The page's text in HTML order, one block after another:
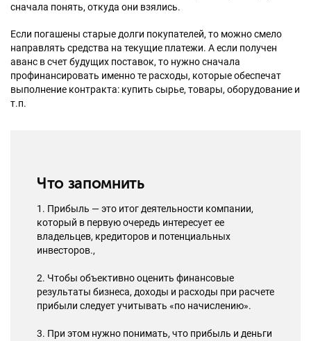
сначала понять, откуда они взялись.
Если погашены старые долги покупателей, то можно смело
направлять средства на текущие платежи. А если получен
аванс в счет будущих поставок, то нужно сначала
профинансировать именно те расходы, которые обеспечат
выполнение контракта: купить сырье, товары, оборудование и
т.п.
Что запомнить
1. Прибыль — это итог деятельности компании,
который в первую очередь интересует ее
владельцев, кредиторов и потенциальных
инвесторов.,
2. Чтобы объективно оценить финансовые
результаты бизнеса, доходы и расходы при расчете
прибыли следует учитывать «по начислению».
3. При этом нужно понимать, что прибыль и деньги